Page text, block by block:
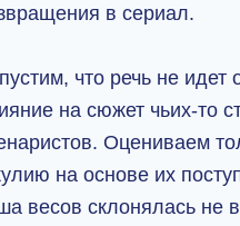
в сериал.
что речь не идет
на сюжет чьих-то
Оцениваем
на основе их
весов склонялась не